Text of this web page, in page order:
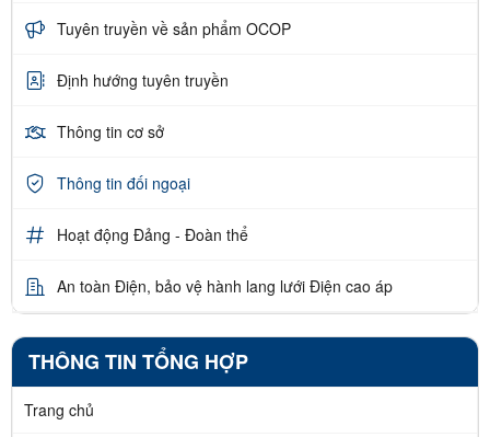
Tuyên truyền về sản phẩm OCOP
Định hướng tuyên truyền
Thông tin cơ sở
Thông tin đối ngoại
Hoạt động Đảng - Đoàn thể
An toàn Điện, bảo vệ hành lang lưới Điện cao áp
THÔNG TIN TỔNG HỢP
Trang chủ